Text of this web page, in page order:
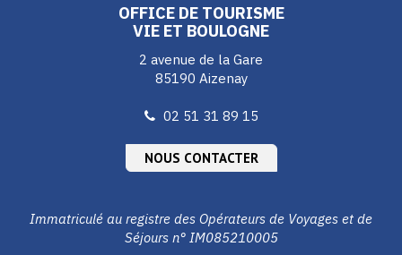
OFFICE DE TOURISME
VIE ET BOULOGNE
2 avenue de la Gare
85190 Aizenay
02 51 31 89 15
NOUS CONTACTER
Immatriculé au registre des Opérateurs de Voyages et de
Séjours n° IM085210005